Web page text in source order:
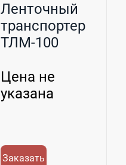
Ленточный
транспортер
ТЛМ-100
Цена не
указана
Заказать